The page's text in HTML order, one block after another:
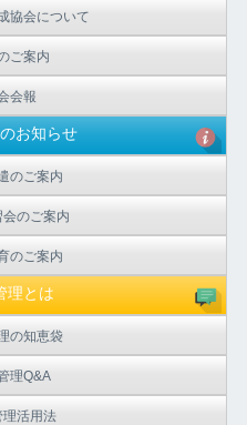
協会について
ご案内
会報
お知らせ
のご案内
のご案内
のご案内
理とは
の知恵袋
理Q&A
理活用法